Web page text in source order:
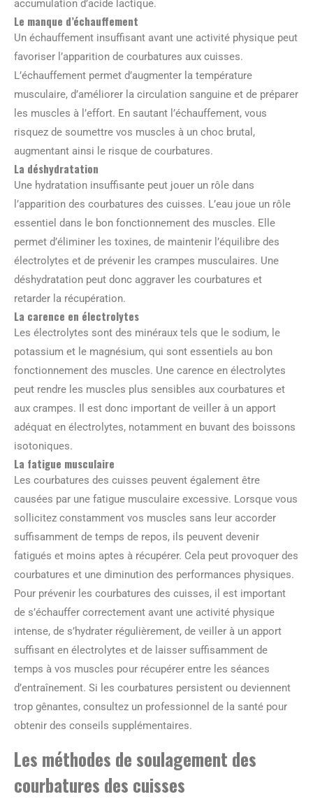
accumulation d’acide lactique.
Le manque d’échauffement
Un échauffement insuffisant avant une activité physique peut
favoriser l’apparition de courbatures aux cuisses.
L’échauffement permet d’augmenter la température
musculaire, d’améliorer la circulation sanguine et de préparer
les muscles à l’effort. En sautant l’échauffement, vous
risquez de soumettre vos muscles à un choc brutal,
augmentant ainsi le risque de courbatures.
La déshydratation
Une hydratation insuffisante peut jouer un rôle dans
l’apparition des courbatures des cuisses. L’eau joue un rôle
essentiel dans le bon fonctionnement des muscles. Elle
permet d’éliminer les toxines, de maintenir l’équilibre des
électrolytes et de prévenir les crampes musculaires. Une
déshydratation peut donc aggraver les courbatures et
retarder la récupération.
La carence en électrolytes
Les électrolytes sont des minéraux tels que le sodium, le
potassium et le magnésium, qui sont essentiels au bon
fonctionnement des muscles. Une carence en électrolytes
peut rendre les muscles plus sensibles aux courbatures et
aux crampes. Il est donc important de veiller à un apport
adéquat en électrolytes, notamment en buvant des boissons
isotoniques.
La fatigue musculaire
Les courbatures des cuisses peuvent également être
causées par une fatigue musculaire excessive. Lorsque vous
sollicitez constamment vos muscles sans leur accorder
suffisamment de temps de repos, ils peuvent devenir
fatigués et moins aptes à récupérer. Cela peut provoquer des
courbatures et une diminution des performances physiques.
Pour prévenir les courbatures des cuisses, il est important
de s’échauffer correctement avant une activité physique
intense, de s’hydrater régulièrement, de veiller à un apport
suffisant en électrolytes et de laisser suffisamment de
temps à vos muscles pour récupérer entre les séances
d’entraînement. Si les courbatures persistent ou deviennent
trop gênantes, consultez un professionnel de la santé pour
obtenir des conseils supplémentaires.
Les méthodes de soulagement des
courbatures des cuisses